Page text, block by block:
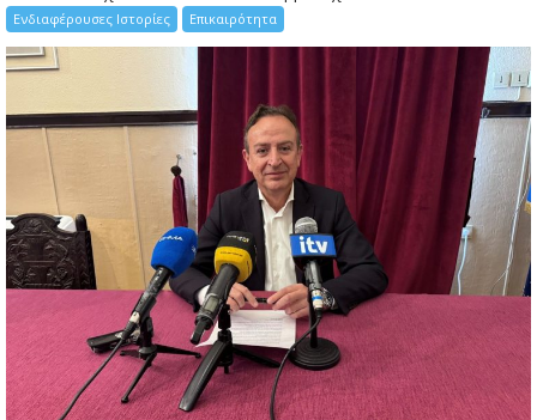
Ενδιαφέρουσες Ιστορίες Επικαιρότητα